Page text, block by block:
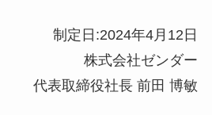
制定日:2024年4月12日
株式会社ゼンダー
代表取締役社長 前田 博敏